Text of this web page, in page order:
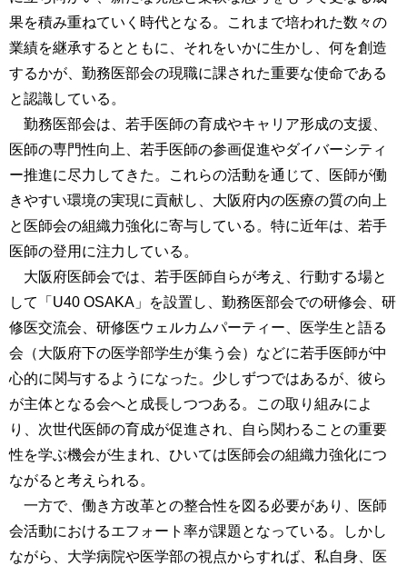
果を積み重ねていく時代となる。これまで培われた数々の
業績を継承するとともに、それをいかに生かし、何を創造
するかが、勤務医部会の現職に課された重要な使命である
と認識している。
勤務医部会は、若手医師の育成やキャリア形成の支援、
医師の専門性向上、若手医師の参画促進やダイバーシティ
ー推進に尽力してきた。これらの活動を通じて、医師が働
きやすい環境の実現に貢献し、大阪府内の医療の質の向上
と医師会の組織力強化に寄与している。特に近年は、若手
医師の登用に注力している。
大阪府医師会では、若手医師自らが考え、行動する場と
して「U40 OSAKA」を設置し、勤務医部会での研修会、研
修医交流会、研修医ウェルカムパーティー、医学生と語る
会（大阪府下の医学部学生が集う会）などに若手医師が中
心的に関与するようになった。少しずつではあるが、彼ら
が主体となる会へと成長しつつある。この取り組みによ
り、次世代医師の育成が促進され、自ら関わることの重要
性を学ぶ機会が生まれ、ひいては医師会の組織力強化につ
ながると考えられる。
一方で、働き方改革との整合性を図る必要があり、医師
会活動におけるエフォート率が課題となっている。しかし
ながら、大学病院や医学部の視点からすれば、私自身、医